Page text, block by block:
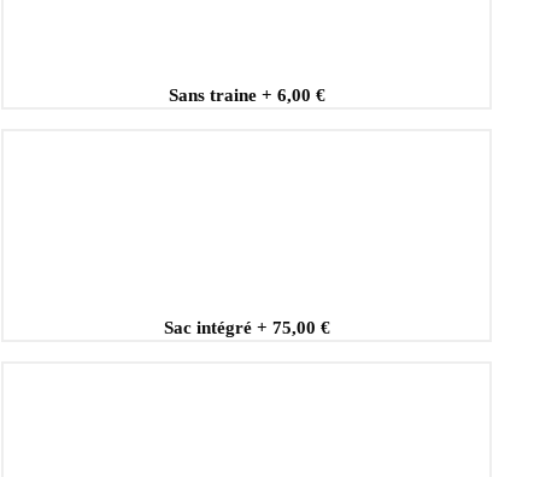
Sans traine + 6,00 €
Sac intégré + 75,00 €